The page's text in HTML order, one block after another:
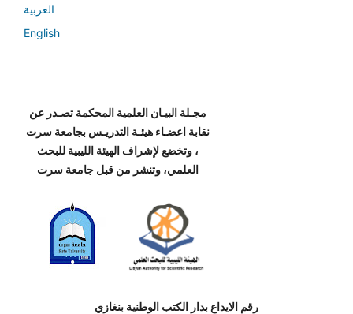
العربية
English
مجـلة البيـان العلمية المحكمة تصـدر عن
نقابة اعضـاء هيئـة التدريـس بجامعة سرت
، وتخضع لإشراف الهيئة الليبية للبحث
العلمي، وتنشر من قبل جامعة سرت
رقم الايداع بدار الكتب الوطنية بنغازي